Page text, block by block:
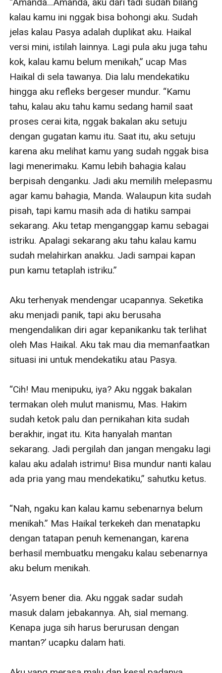
kalau kamu ini nggak bisa bohongi aku. Sudah
jelas kalau Pasya adalah duplikat aku. Haikal
versi mini, istilah lainnya. Lagi pula aku juga tahu
kok, kalau kamu belum menikah,” ucap Mas
Haikal di sela tawanya. Dia lalu mendekatiku
hingga aku refleks bergeser mundur. “Kamu
tahu, kalau aku tahu kamu sedang hamil saat
proses cerai kita, nggak bakalan aku setuju
dengan gugatan kamu itu. Saat itu, aku setuju
karena aku melihat kamu yang sudah nggak bisa
lagi menerimaku. Kamu lebih bahagia kalau
berpisah denganku. Jadi aku memilih melepasmu
agar kamu bahagia, Manda. Walaupun kita sudah
pisah, tapi kamu masih ada di hatiku sampai
sekarang. Aku tetap menganggap kamu sebagai
istriku. Apalagi sekarang aku tahu kalau kamu
sudah melahirkan anakku. Jadi sampai kapan
pun kamu tetaplah istriku.”
Aku terhenyak mendengar ucapannya. Seketika
aku menjadi panik, tapi aku berusaha
mengendalikan diri agar kepanikanku tak terlihat
oleh Mas Haikal. Aku tak mau dia memanfaatkan
situasi ini untuk mendekatiku atau Pasya.
“Cih! Mau menipuku, iya? Aku nggak bakalan
termakan oleh mulut manismu, Mas. Hakim
sudah ketok palu dan pernikahan kita sudah
berakhir, ingat itu. Kita hanyalah mantan
sekarang. Jadi pergilah dan jangan mengaku lagi
kalau aku adalah istrimu! Bisa mundur nanti kalau
ada pria yang mau mendekatiku,” sahutku ketus.
“Nah, ngaku kan kalau kamu sebenarnya belum
menikah.” Mas Haikal terkekeh dan menatapku
dengan tatapan penuh kemenangan, karena
berhasil membuatku mengaku kalau sebenarnya
aku belum menikah.
‘Asyem bener dia. Aku nggak sadar sudah
masuk dalam jebakannya. Ah, sial memang.
Kenapa juga sih harus berurusan dengan
mantan?’ ucapku dalam hati.